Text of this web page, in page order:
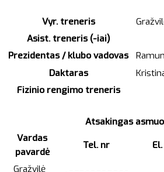
Vyr. treneris
Asist. treneris (-iai)
Prezidentas / klubo vadovas
Daktaras
Fizinio rengimo treneris
Atsakingas asmuo
Vardas
pavardė
Tel. nr
Gražvilė